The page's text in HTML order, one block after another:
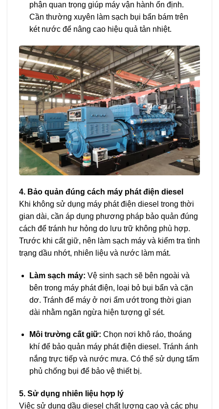
phận quan trọng giúp máy vận hành ổn định.
Cần thường xuyên làm sạch bụi bẩn bám trên
két nước để nâng cao hiệu quả tản nhiệt.
4. Bảo quản đúng cách máy phát điện diesel
Khi không sử dụng máy phát điện diesel trong thời
gian dài, cần áp dụng phương pháp bảo quản đúng
cách để tránh hư hỏng do lưu trữ không phù hợp.
Trước khi cất giữ, nên làm sạch máy và kiểm tra tình
trạng dầu nhớt, nhiên liệu và nước làm mát.
Làm sạch máy: Vệ sinh sạch sẽ bên ngoài và
bên trong máy phát điện, loại bỏ bụi bẩn và cặn
dơ. Tránh để máy ở nơi ẩm ướt trong thời gian
dài nhằm ngăn ngừa hiện tượng gỉ sét.
Môi trường cất giữ: Chọn nơi khô ráo, thoáng
khí để bảo quản máy phát điện diesel. Tránh ánh
nắng trực tiếp và nước mưa. Có thể sử dụng tấm
phủ chống bụi để bảo vệ thiết bị.
5. Sử dụng nhiên liệu hợp lý
Việc sử dụng dầu diesel chất lượng cao và các phụ